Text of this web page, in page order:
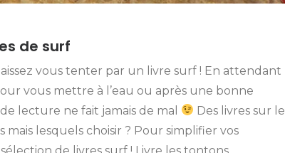
de surf
vous tenter par un livre surf ! En attendant
vous mettre à l’eau ou après une bonne
lecture ne fait jamais de mal
Des livres sur le
mais lesquels choisir ? Pour simplifier vos
de livres surf ! Livre les tontons